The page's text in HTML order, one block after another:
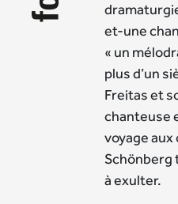
et-une
« un
plus d’un
Freitas et
chanteuse
voyage
Schönberg
à exulter.